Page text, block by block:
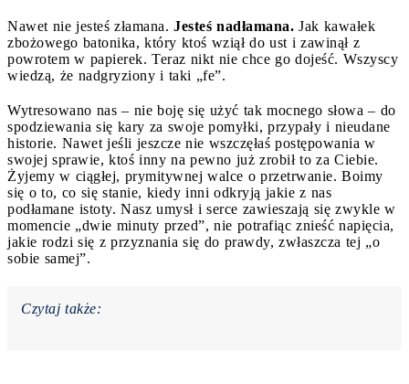
Nawet nie jesteś złamana. Jesteś nadłamana. Jak kawałek
zbożowego batonika, który ktoś wziął do ust i zawinął z
powrotem w papierek. Teraz nikt nie chce go dojeść. Wszyscy
wiedzą, że nadgryziony i taki „fe”.
Wytresowano nas – nie boję się użyć tak mocnego słowa – do
spodziewania się kary za swoje pomyłki, przypały i nieudane
historie. Nawet jeśli jeszcze nie wszczęłaś postępowania w
swojej sprawie, ktoś inny na pewno już zrobił to za Ciebie.
Żyjemy w ciągłej, prymitywnej walce o przetrwanie. Boimy
się o to, co się stanie, kiedy inni odkryją jakie z nas
podłamane istoty. Nasz umysł i serce zawieszają się zwykle w
momencie „dwie minuty przed”, nie potrafiąc znieść napięcia,
jakie rodzi się z przyznania się do prawdy, zwłaszcza tej „o
sobie samej”.
Czytaj także: